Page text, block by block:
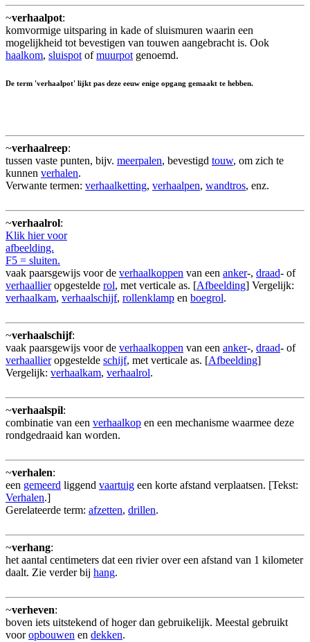
~verhaalpot:
komvormige uitsparing in kade of sluismuren waarin een
mogelijkheid tot bevestigen van touwen aangebracht is. Ook
haalkom, sluispot ofmuurpot genoemd.
De term 'verhaalpot' lijkt pas deze eeuw enige opgang gemaakt te hebben.
~verhaalreep:
tussen vaste punten, bijv. meerpalen, bevestigd touw, om zich te
kunnen verhalen.
Verwante termen: verhaalketting, verhaalpen, wandtros, enz.
~verhaalrol:
Klik hier voor
afbeelding.
F5 = sluiten.
vaak paarsgewijs voor de verhaalkoppen van een anker-, draad- of
verhaallieropgestelde rol, met verticale as. [Afbeelding] Vergelijk:
verhaalkam, verhaalschijf, rollenklamp en boegrol.
~verhaalschijf:
vaak paarsgewijs voor de verhaalkoppen van een anker-, draad- of
verhaallieropgestelde schijf, met verticale as. [Afbeelding]
Vergelijk: verhaalkam, verhaalrol.
~verhaalspil:
combinatie van een verhaalkop en een mechanisme waarmee deze
rondgedraaid kan worden.
~verhalen:
een gemeerd liggend vaartuig een korte afstand verplaatsen. [Tekst:
Verhalen.]
Gerelateerde term: afzetten, drillen.
~verhang:
het aantal centimeters dat een rivier over een afstand van 1 kilometer
daalt. Zie verder bij hang.
~verheven:
boven iets uitstekend of hoger dan gebruikelijk. Meestal gebruikt
vooropbouwen en dekken.